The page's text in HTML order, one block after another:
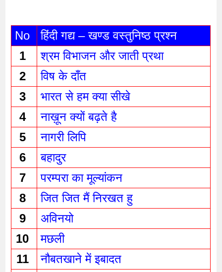
No
हिंदी गद्य – खण्ड वस्तुनिष्ठ प्रश्न
1
श्रम विभाजन और जाती प्रथा
2
विष के दाँत
3
भारत से हम क्या सीखे
4
नाख़ून क्यों बढ़ते है
5
नागरी लिपि
6
बहादुर
7
परम्परा का मूल्यांकन
8
जित जित मैं निरखत हु
9
अविनयो
10
मछली
11
नौबतखाने में इबादत